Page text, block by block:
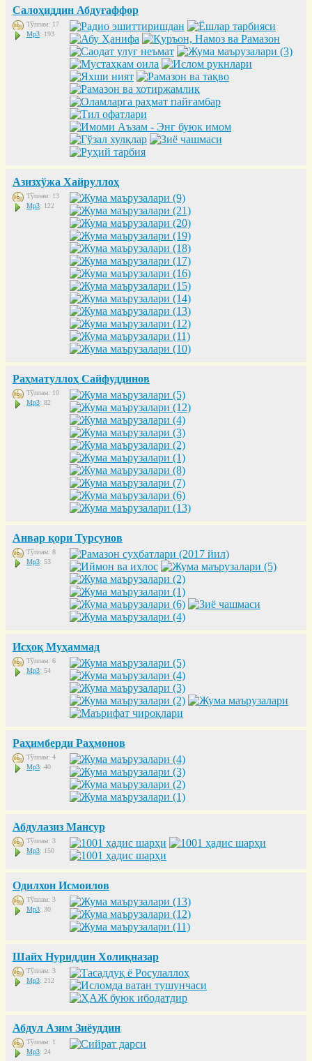
Салоҳиддин Абдуғаффор
Тўплам: 17
Mp3: 193
Азизхўжа Хайруллоҳ
Тўплам: 13
Mp3: 122
Раҳматуллоҳ Сайфуддинов
Тўплам: 10
Mp3: 82
Анвар қори Турсунов
Тўплам: 8
Mp3: 53
Исҳоқ Муҳаммад
Тўплам: 6
Mp3: 54
Раҳимберди Раҳмонов
Тўплам: 4
Mp3: 40
Абдулазиз Мансур
Тўплам: 3
Mp3: 150
Одилхон Исмоилов
Тўплам: 3
Mp3: 30
Шайх Нуриддин Холиқназар
Тўплам: 3
Mp3: 212
Абдул Азим Зиёуддин
Тўплам: 1
Mp3: 24